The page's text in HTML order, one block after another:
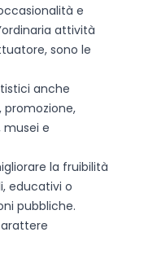
e
attività
sono le
anche
promozione,
e
la fruibilità
educativi o
pubbliche.